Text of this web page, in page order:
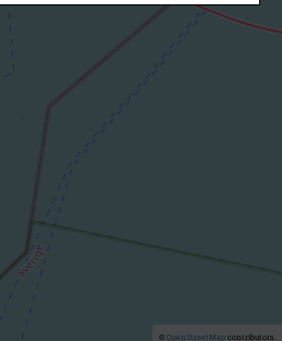
© OpenStreetMapcontributors.